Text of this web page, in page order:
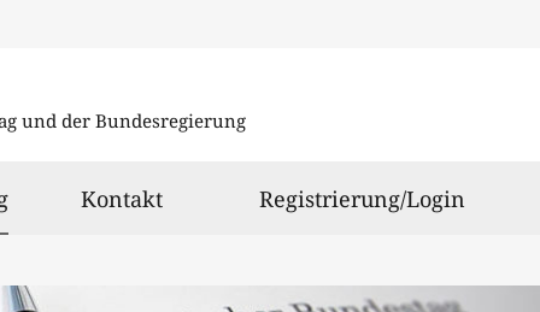
und der Bundesregierung
ausgewählt
Kontakt Registrierung/Login